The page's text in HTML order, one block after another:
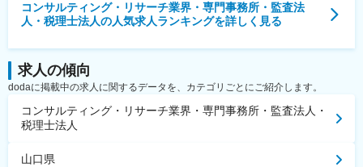
コンサルティング・リサーチ業界・専門事務所・監査法
人・税理士法人の人気求人ランキングを詳しく見る
求人の傾向
dodaに掲載中の求人に関するデータを、カテゴリごとにご紹介します。
コンサルティング・リサーチ業界・専門事務所・監査法人・
税理士法人
山口県